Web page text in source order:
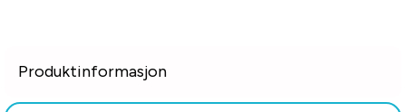
Produktinformasjon